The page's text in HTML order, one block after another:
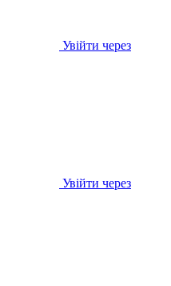
Увійти через
Увійти через